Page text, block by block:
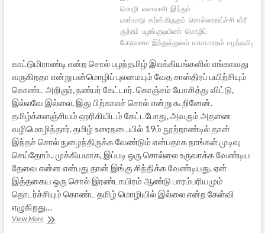
மொழி வனவாசி இந்துப்
பண்பாடு சம்ஸ்கிருதம் சொல்லாராய்ச்சி ஸ்ரீ
ருத்ரம் பழங்குடியினர் மொழிப்
போதாமை இந்துத்துவம் மகாபாரதம் பழந்தமிழர்
காட்டுமிராண்டி என்ற சொல் பழந்தமிழ் இலக்கியங்களில் எங்காவது
வருகிறதா என்று பன்மொழிப் புலமையும் வேத சாஸ்திரப் பயிற்சியும்
கொண்ட அறிஞர், நண்பர் கேட்டார். கொஞ்சம் யோசித்து விட்டு,
இல்லவே இல்லை, இது பிற்காலச் சொல் என்று கூறினேன்.
தமிழ்க்களஞ்சியம் ஹரிகியிடம் கேட்டபோது, அவரும் அதனை
வழிமொழிந்தார். தமிழ் உரைநடையில் 19ம் நூற்றாண்டில் தான்
இந்தச் சொல் நுழைந்திருக்க வேண்டும் என்பதாக நாங்கள் முடிவு
செய்தோம்.. முக்கியமாக, இப்படி ஒரு சொல்லை உருவாக்க வேண்டிய
தேவை என்ன என்பது தான் இங்கு சிந்திக்க வேண்டியது. ஏன்
இத்தகைய ஒரு சொல் இரண்டாயிரம் ஆண்டு பாரம்பரியமும்
தொடர்ச்சியும் கொண்ட தமிழ் மொழியில் இல்லை என்ற கேள்வி
எழுகிறது…
View Moreகாட்டுமிராண்டி